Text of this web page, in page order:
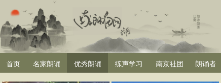
首页 名家朗诵 优秀朗诵 练声学习 南京社团 朗诵者